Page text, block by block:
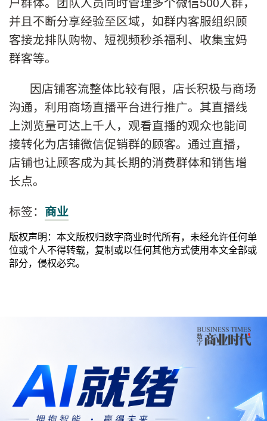
并且不断分享经验至区域，如群内客服组织顾
客接龙排队购物、短视频秒杀福利、收集宝妈
群客等。
因店铺客流整体比较有限，店长积极与商场
沟通，利用商场直播平台进行推广。其直播线
上浏览量可达上千人，观看直播的观众也能间
接转化为店铺微信促销群的顾客。通过直播，
店铺也让顾客成为其长期的消费群体和销售增
长点。
标签： 商业
版权声明：本文版权归数字商业时代所有，未经允许任何单
位或个人不得转载，复制或以任何其他方式使用本文全部或
部分，侵权必究。